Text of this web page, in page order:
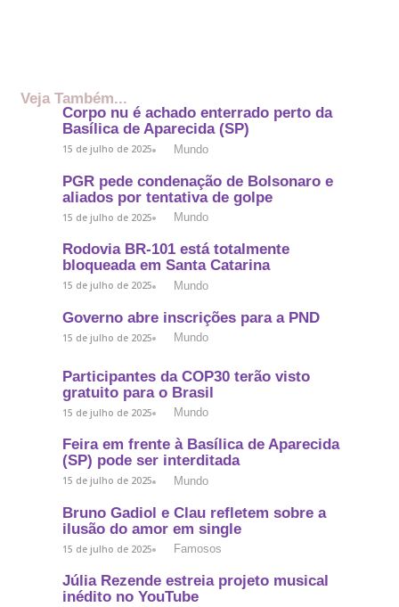
Veja Também...
Corpo nu é achado enterrado perto da
Basílica de Aparecida (SP)
15 de julho de 2025 Mundo
PGR pede condenação de Bolsonaro e
aliados por tentativa de golpe
15 de julho de 2025 Mundo
Rodovia BR-101 está totalmente
bloqueada em Santa Catarina
15 de julho de 2025 Mundo
Governo abre inscrições para a PND
15 de julho de 2025 Mundo
Participantes da COP30 terão visto
gratuito para o Brasil
15 de julho de 2025 Mundo
Feira em frente à Basílica de Aparecida
(SP) pode ser interditada
15 de julho de 2025 Mundo
Bruno Gadiol e Clau refletem sobre a
ilusão do amor em single
15 de julho de 2025 Famosos
Júlia Rezende estreia projeto musical
inédito no YouTube